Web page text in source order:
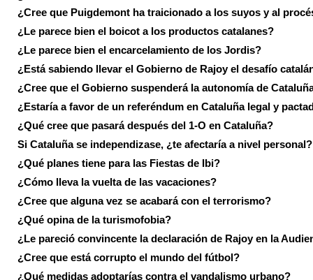
¿Cree que Puigdemont ha traicionado a los suyos y al
¿Le parece bien el boicot a los productos catalanes?
¿Le parece bien el encarcelamiento de los Jordis?
¿Está sabiendo llevar el Gobierno de Rajoy el desafío
¿Cree que el Gobierno suspenderá la autonomía de
¿Estaría a favor de un referéndum en Cataluña legal y
¿Qué cree que pasará después del 1-O en Cataluña?
Si Cataluña se independizase, ¿te afectaría a nivel personal?
¿Qué planes tiene para las Fiestas de Ibi?
¿Cómo lleva la vuelta de las vacaciones?
¿Cree que alguna vez se acabará con el terrorismo?
¿Qué opina de la turismofobia?
¿Le pareció convincente la declaración de Rajoy en la
¿Cree que está corrupto el mundo del fútbol?
¿Qué medidas adoptarías contra el vandalismo urbano?